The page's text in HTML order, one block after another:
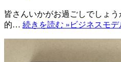
皆さんいかがお過ごしでしょ
的… 続きを読む » ビジネスモ